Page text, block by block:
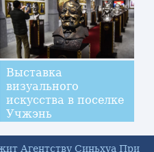
Выставка
визуального
искусства в поселке
Учжэнь
Агентству Синьхуа При